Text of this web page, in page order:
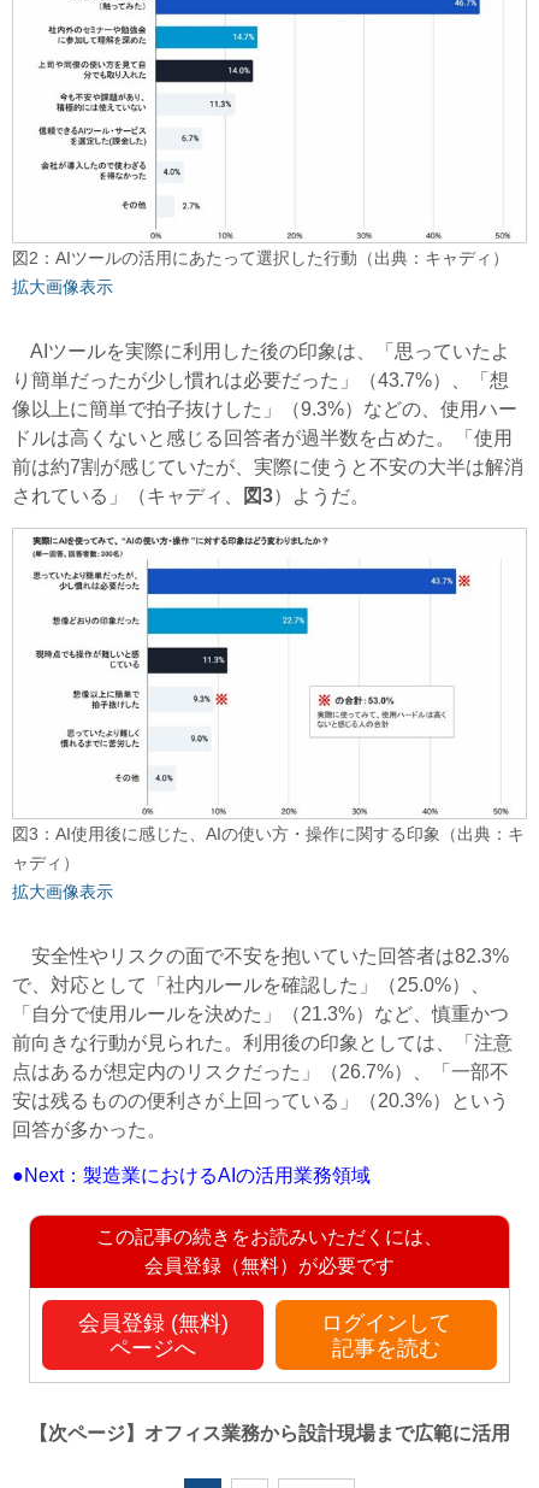
図2：AIツールの活用にあたって選択した行動（出典：キャディ）
拡大画像表示
AIツールを実際に利用した後の印象は、「思っていたよ
り簡単だったが少し慣れは必要だった」（43.7%）、「想
像以上に簡単で拍子抜けした」（9.3%）などの、使用ハー
ドルは高くないと感じる回答者が過半数を占めた。「使用
前は約7割が感じていたが、実際に使うと不安の大半は解消
されている」（キャディ、
図3）ようだ。
図3：AI使用後に感じた、AIの使い方・操作に関する印象（出典：キ
ャディ）
拡大画像表示
安全性やリスクの面で不安を抱いていた回答者は82.3%
で、対応として「社内ルールを確認した」（25.0%）、
「自分で使用ルールを決めた」（21.3%）など、慎重かつ
前向きな行動が見られた。利用後の印象としては、「注意
点はあるが想定内のリスクだった」（26.7%）、「一部不
安は残るものの便利さが上回っている」（20.3%）という
回答が多かった。
●Next：製造業におけるAIの活用業務領域
この記事の続きをお読みいただくには、
会員登録（無料）が必要です
会員登録 (無料)
ページへ
ログインして
記事を読む
【次ページ】 オフィス業務から設計現場まで広範に活用